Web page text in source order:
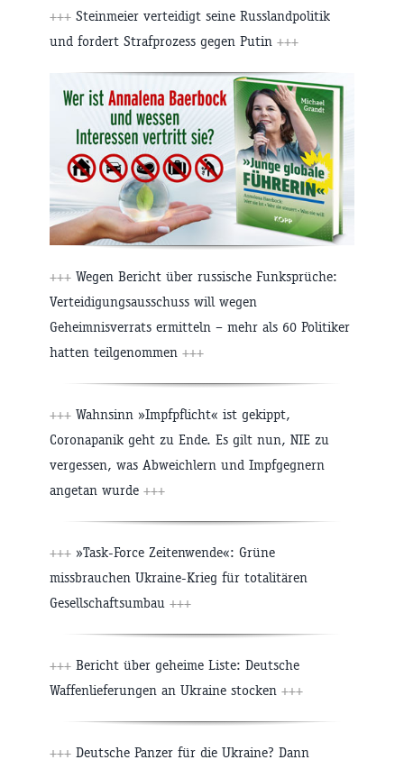
+++ Steinmeier verteidigt seine Russlandpolitik
und fordert Strafprozess gegen Putin +++
+++ Wegen Bericht über russische Funksprüche:
Verteidigungsausschuss will wegen
Geheimnisverrats ermitteln – mehr als 60 Politiker
hatten teilgenommen +++
+++ Wahnsinn »Impfpflicht« ist gekippt,
Coronapanik geht zu Ende. Es gilt nun, NIE zu
vergessen, was Abweichlern und Impfgegnern
angetan wurde +++
+++ »Task-Force Zeitenwende«: Grüne
missbrauchen Ukraine-Krieg für totalitären
Gesellschaftsumbau +++
+++ Bericht über geheime Liste: Deutsche
Waffenlieferungen an Ukraine stocken +++
+++ Deutsche Panzer für die Ukraine? Dann